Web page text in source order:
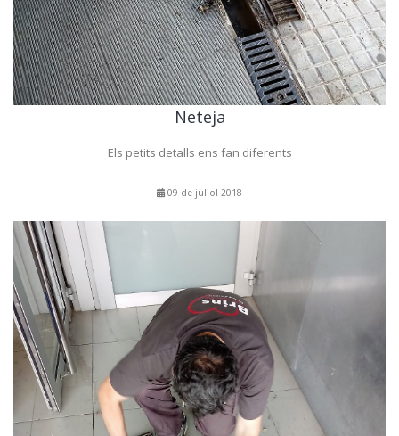
Neteja
Els petits detalls ens fan diferents
09 de juliol 2018